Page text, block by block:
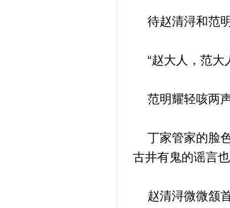
待赵清浔和范明
“赵大人，范大
范明耀轻咳两声
丁家管家的脸色
古井有鬼的谣言
赵清浔微微颔首